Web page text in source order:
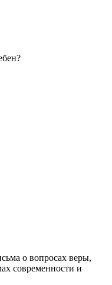
о вопросах веры,
современности и